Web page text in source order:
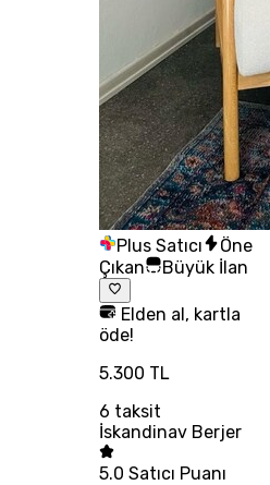
Plus Satıcı
Öne
Çıkan
Büyük İlan
Elden al, kartla
öde!
5.300 TL
6 taksit
İskandinav Berjer
5.0 Satıcı Puanı